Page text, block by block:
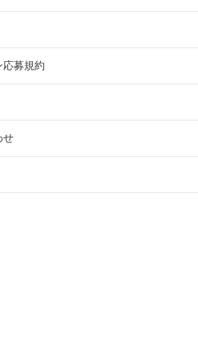
募規約
せ